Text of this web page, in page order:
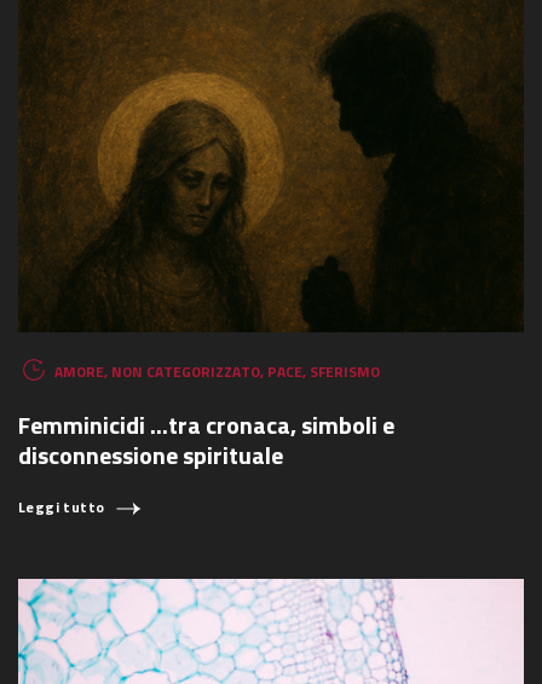
AMORE, NON CATEGORIZZATO, PACE, SFERISMO
Femminicidi ...tra cronaca, simboli e
disconnessione spirituale
Leggi tutto